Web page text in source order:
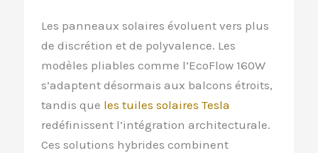
Les panneaux solaires évoluent vers plus
de discrétion et de polyvalence. Les
modèles pliables comme l’EcoFlow 160W
s’adaptent désormais aux balcons étroits,
tandis que les tuiles solaires Tesla
redéfinissent l’intégration architecturale.
Ces solutions hybrides combinent